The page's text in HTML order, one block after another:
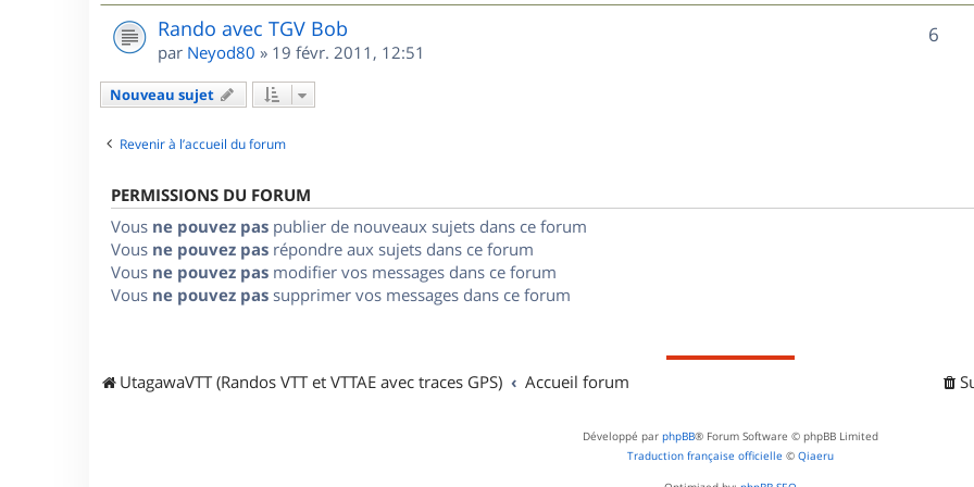
s
é
p
e
Rando avec TGV Bob
par Neyod80 » 19 févr. 2011, 12:51
6R
Nouveau sujet
Revenir à l’accueil du forum
PERMISSIONS DU FORUM
Vous ne pouvez pas publier de nouveaux sujets dans ce forum
Vous ne pouvez pas répondre aux sujets dans ce forum
Vous ne pouvez pas modifier vos messages dans ce forum
Vous ne pouvez pas supprimer vos messages dans ce forum
UtagawaVTT (Randos VTT et VTTAE avec traces GPS) Accueil forum
Développé par phpBB® Forum Software © phpBB Limited
Traduction française officielle © Qiaeru